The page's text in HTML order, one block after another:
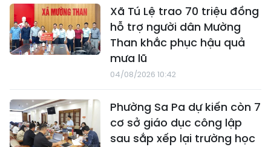
Xã Tú Lệ trao 70 triệu đồng
hỗ trợ người dân Mường
Than khắc phục hậu quả
mưa lũ
04/08/2026 10:42
Phường Sa Pa dự kiến còn 7
cơ sở giáo dục công lập
sau sắp xếp lại trường học